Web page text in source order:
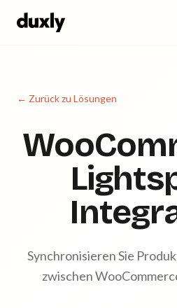
← Zurück zu Lösungen
Synchronisieren Sie
zwischen